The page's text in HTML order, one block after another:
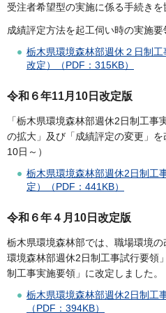
受注者希望型の実施に係る手続きを
成績評定方法を起工伺い時の実施要
栃木県環境森林部週休２日制
改定）（PDF：315KB）
令和６年11月10日改定版
「栃木県環境森林部週休2日制工
の拡大」及び「成績評定の変更」
10日～）
栃木県環境森林部週休2日制工
定）（PDF：441KB）
令和６年４月10日改定版
栃木県環境森林部では、職場環境
環境森林部週休2日制工事試行要領
制工事実施要領」に改定しました。
栃木県環境森林部週休2日制工
（PDF：394KB）